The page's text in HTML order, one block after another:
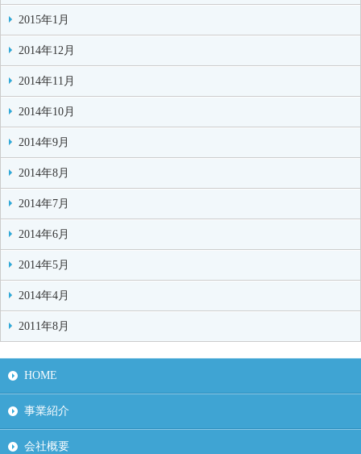
2015年1月
2014年12月
2014年11月
2014年10月
2014年9月
2014年8月
2014年7月
2014年6月
2014年5月
2014年4月
2011年8月
HOME
事業紹介
会社概要